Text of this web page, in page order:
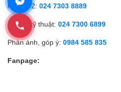
Hotline 2: 024 7303 8889
Hỗ trợ kỹ thuật: 024 7300 6899
Phản ánh, góp ý: 0984 585 835
Fanpage: